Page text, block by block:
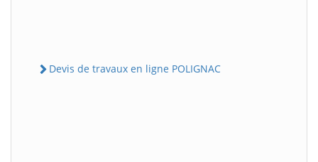
Devis de travaux en ligne POLIGNAC